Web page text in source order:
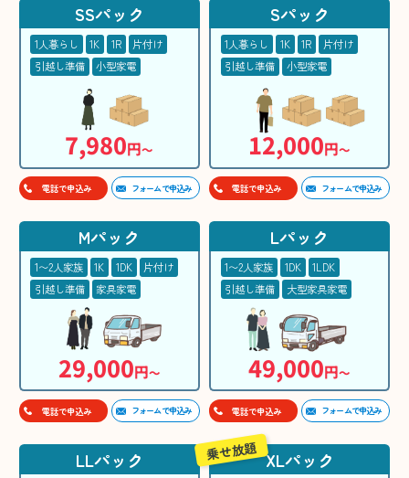
SSパック
1人暮らし 1K 1R
片付け
引越し準備
小型家電
7,980円〜
電話で申込み フォームで申込み
Sパック
1人暮らし 1K 1R
片付け
引越し準備
小型家電
12,000円〜
電話で申込み フォームで申込み
Mパック
1〜2人家族 1K 1DK
片付け
引越し準備
家具家電
29,000円〜
電話で申込み フォームで申込み
Lパック
1〜2人家族 1DK
1LDK
引越し準備
大型家具家電
49,000円〜
電話で申込み フォームで申込み
LLパック XLパック
乗せ放題